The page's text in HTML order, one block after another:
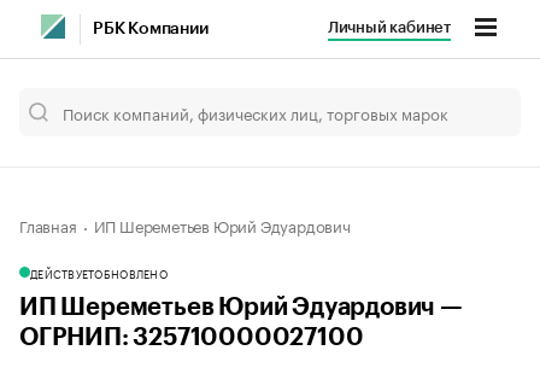
РБК Компании Личный кабинет
Главная ИП Шереметьев Юрий Эдуардович
ДЕЙСТВУЕТОБНОВЛЕНО
ИП Шереметьев Юрий Эдуардович —
ОГРНИП: 325710000027100